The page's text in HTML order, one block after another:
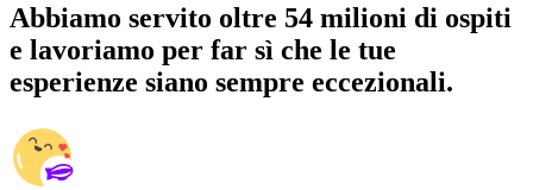
Abbiamo servito oltre 54 milioni di ospiti
e lavoriamo per far sì che le tue
esperienze siano sempre eccezionali.